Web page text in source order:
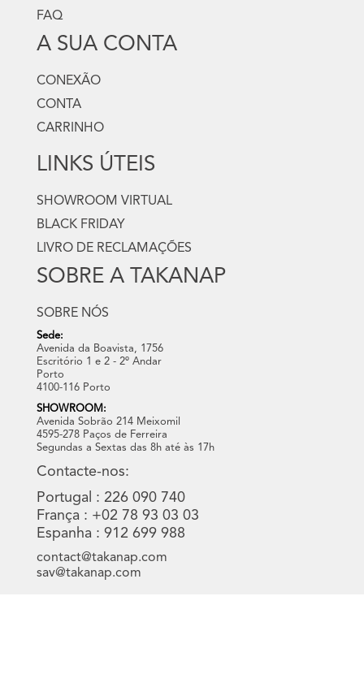
FAQ
A SUA CONTA
CONEXÃO
CONTA
CARRINHO
LINKS ÚTEIS
SHOWROOM VIRTUAL
BLACK FRIDAY
LIVRO DE RECLAMAÇÕES
SOBRE A TAKANAP
SOBRE NÓS
Sede:
Avenida da Boavista, 1756
Escritório 1 e 2 - 2º Andar
Porto
4100-116 Porto
SHOWROOM:
Avenida Sobrão 214 Meixomil
4595-278 Paços de Ferreira
Segundas a Sextas das 8h até às 17h
Contacte-nos:
Portugal : 226 090 740
França : +02 78 93 03 03
Espanha : 912 699 988
contact@takanap.com
sav@takanap.com